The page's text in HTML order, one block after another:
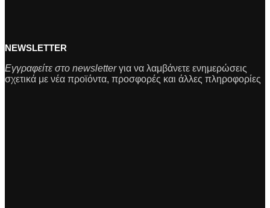
NEWSLETTER
Εγγραφείτε στο newsletterγια να λαμβάνετε ενημερώσεις
σχετικά με νέα προϊόντα, προσφορές και άλλες πληροφορίες